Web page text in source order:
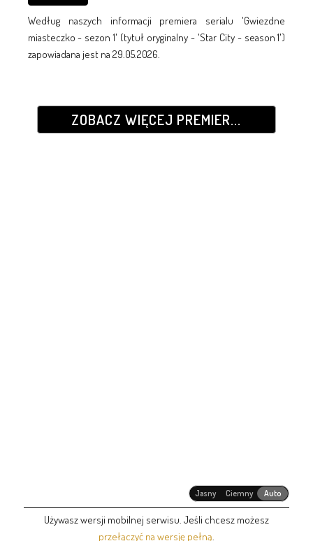
Według naszych informacji premiera serialu 'Gwiezdne
miasteczko - sezon 1' (tytuł oryginalny - 'Star City - season 1')
zapowiadana jest na 29.05.2026.
ZOBACZ WIĘCEJ PREMIER...
Jasny Ciemny Auto
Używasz wersji mobilnej serwisu. Jeśli chcesz możesz
przełączyć na wersję pełną